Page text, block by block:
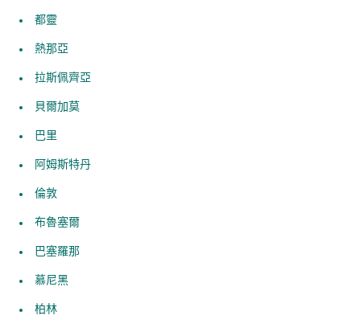
都靈
熱那亞
拉斯佩齊亞
貝爾加莫
巴里
阿姆斯特丹
倫敦
布魯塞爾
巴塞羅那
慕尼黑
柏林